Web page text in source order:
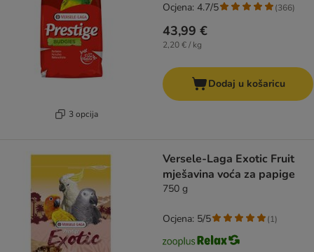
3 opcija
43,99 €
2,20 € / kg
Ocjena: 4.7/5 (366)
Dodaj u košaricu
Versele-Laga Exotic Fruit
mješavina voća za papige
750 g
Ocjena: 5/5 (1)